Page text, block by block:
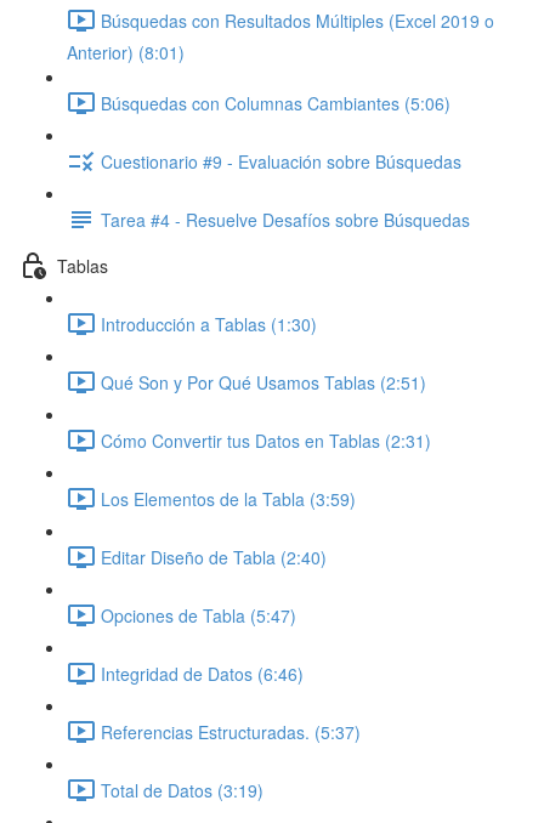
Búsquedas con Resultados Múltiples (Excel 2019 o
Anterior) (8:01)
Búsquedas con Columnas Cambiantes (5:06)
Cuestionario #9 - Evaluación sobre Búsquedas
Tarea #4 - Resuelve Desafíos sobre Búsquedas
Tablas
Introducción a Tablas (1:30)
Qué Son y Por Qué Usamos Tablas (2:51)
Cómo Convertir tus Datos en Tablas (2:31)
Los Elementos de la Tabla (3:59)
Editar Diseño de Tabla (2:40)
Opciones de Tabla (5:47)
Integridad de Datos (6:46)
Referencias Estructuradas. (5:37)
Total de Datos (3:19)